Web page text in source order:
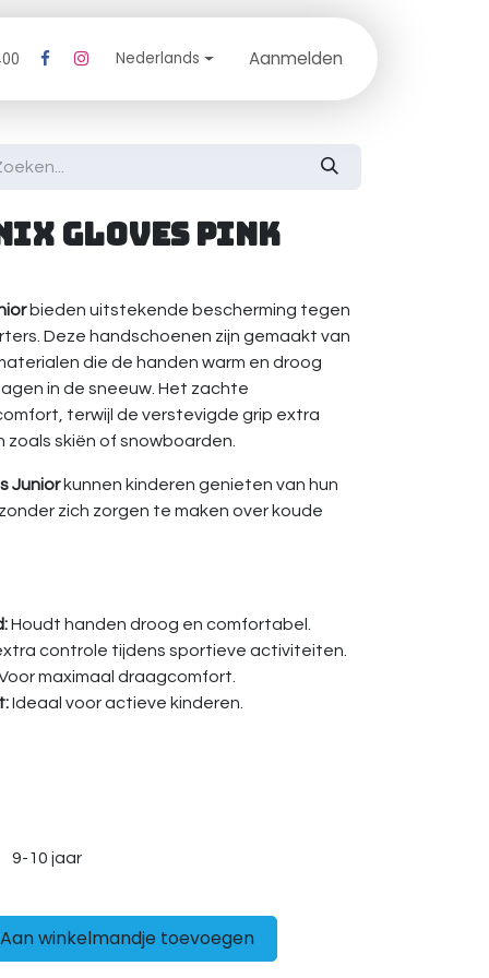
Nederlands Aanmelden
Gloves Pink
bieden uitstekende bescherming tegen
Deze handschoenen zijn gemaakt van
die de handen warm en droog
in de sneeuw. Het zachte
terwijl de verstevigde grip extra
skiën of snowboarden.
Juniorkunnen kinderen genieten van hun
zich zorgen te maken over koude
Houdt handen droog en comfortabel.
controle tijdens sportieve activiteiten.
maximaal draagcomfort.
Ideaal voor actieve kinderen.
9-10 jaar
winkelmandje toevoegen